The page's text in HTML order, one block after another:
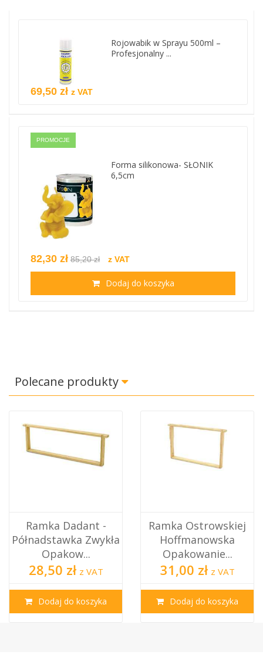
Rojowabik w Sprayu 500ml –
Profesjonalny ...
69,50 zł z VAT
PROMOCJE
Forma silikonowa- SŁONIK
6,5cm
82,30 zł 85,20 zł z VAT
Dodaj do koszyka
Polecane produkty
Ramka Dadant -
Półnadstawka Zwykła
Opakow...
28,50 zł z VAT
Dodaj do koszyka
Ramka Ostrowskiej
Hoffmanowska
Opakowanie...
31,00 zł z VAT
Dodaj do koszyka